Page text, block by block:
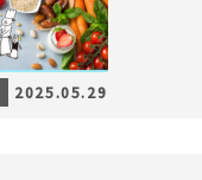
2025.05.29